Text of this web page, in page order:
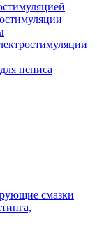
пениса
смазки